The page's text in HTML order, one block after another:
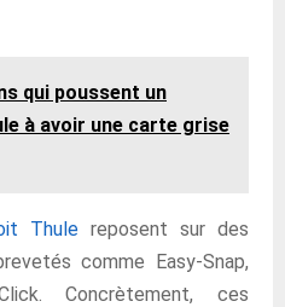
qui poussent un
à avoir une carte grise
Thulereposent sur des
comme Easy-Snap,
Concrètement, ces